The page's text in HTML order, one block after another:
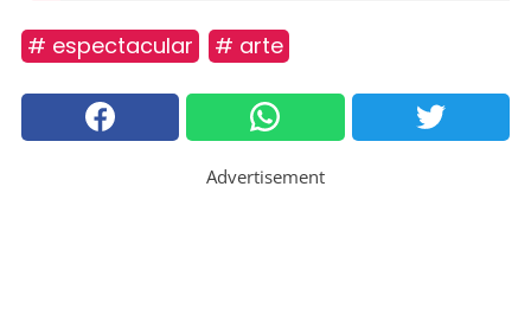
# espectacular # arte
Advertisement